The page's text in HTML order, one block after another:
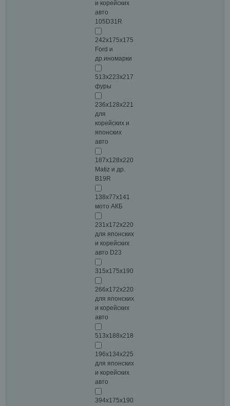
и корейских
авто
105D31R
242x175x175
Ford и
др.иномарки
513x223x217
фуры
236х128х221
для
корейских и
японских
авто
187x128x220
Matiz и др.
B19R
138x77x141
мото АКБ
231х172х220
для японских
и корейских
авто D23
315x175x190
266х172х220
для японских
и корейских
авто
513х188х218
196х134х225
для японских
и корейских
авто
394x175x190